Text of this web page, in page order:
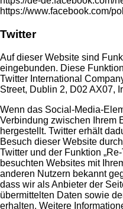
https://www.facebook.com/
Twitter
Auf dieser Website sind
eingebunden. Diese
Twitter International
Street, Dublin 2, D02 AX07,
Wenn das Social-Media-
Verbindung zwischen Ihrem
hergestellt. Twitter erhält
Besuch dieser Website
Twitter und der Funktion
besuchten Websites mit
anderen Nutzern bekannt
dass wir als Anbieter der
übermittelten Daten sowie
erhalten. Weitere